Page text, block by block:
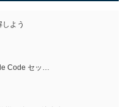
よう
Code セッ…